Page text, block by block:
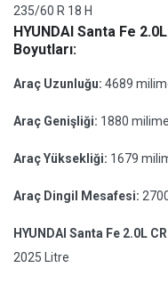
235/60 R 18 H
HYUNDAI Santa Fe
Boyutları:
Araç Uzunluğu: 4689
Araç Genişliği: 1880
Araç Yüksekliği: 1679
Araç Dingil Mesafesi:
HYUNDAI Santa Fe 2.0L
2025 Litre